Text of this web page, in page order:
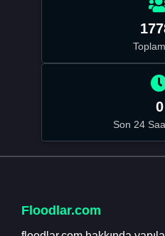
0
Son 24
Floodlar.com